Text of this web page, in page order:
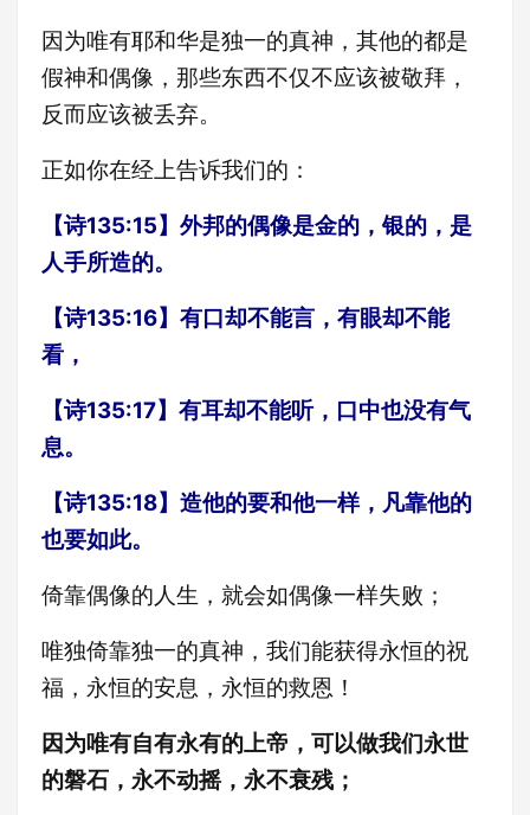
因为唯有耶和华是独一的真神，其他的都是
假神和偶像，那些东西不仅不应该被敬拜，
反而应该被丢弃。
正如你在经上告诉我们的：
【诗135:15】外邦的偶像是金的，银的，是
人手所造的。
【诗135:16】有口却不能言，有眼却不能
看，
【诗135:17】有耳却不能听，口中也没有气
息。
【诗135:18】造他的要和他一样，凡靠他的
也要如此。
倚靠偶像的人生，就会如偶像一样失败；
唯独倚靠独一的真神，我们能获得永恒的祝
福，永恒的安息，永恒的救恩！
因为唯有自有永有的上帝，可以做我们永世
的磐石，永不动摇，永不衰残；